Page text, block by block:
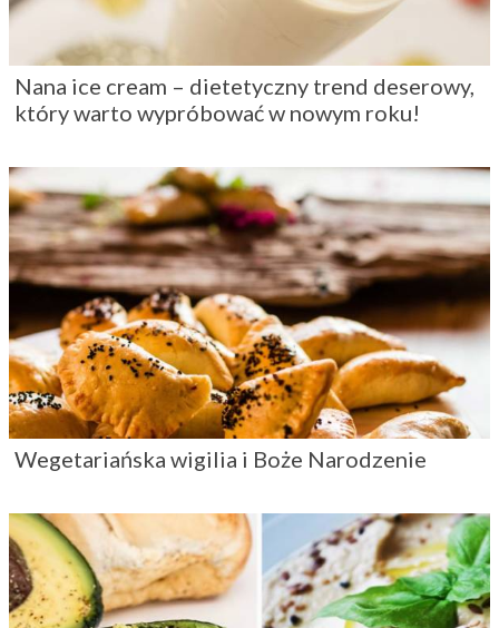
Nana ice cream – dietetyczny trend deserowy,
który warto wypróbować w nowym roku!
Wegetariańska wigilia i Boże Narodzenie